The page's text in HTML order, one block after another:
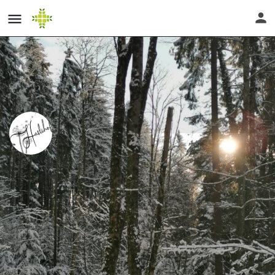
Haslihof, Räuchern mit heimischen
Pflanzen
Direktnachricht senden
Profil Bewertungen 0